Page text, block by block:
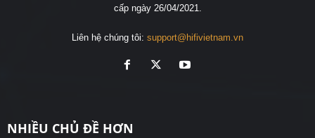
cấp ngày 26/04/2021.
Liên hệ chúng tôi: support@hifivietnam.vn
NHIỀU CHỦ ĐỀ HƠN